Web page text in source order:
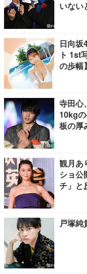
いない
日向坂
ト 1st
の歩幅】
寺田心
10kg
板の厚
観月あ
ショ公
チ」と
戸塚純